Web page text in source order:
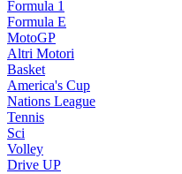
Formula 1
Formula E
MotoGP
Altri Motori
Basket
America's Cup
Nations League
Tennis
Sci
Volley
Drive UP